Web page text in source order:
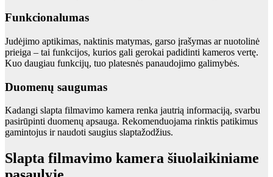
Funkcionalumas
Judėjimo aptikimas, naktinis matymas, garso įrašymas ar nuotolinė
prieiga – tai funkcijos, kurios gali gerokai padidinti kameros vertę.
Kuo daugiau funkcijų, tuo platesnės panaudojimo galimybės.
Duomenų saugumas
Kadangi slapta filmavimo kamera renka jautrią informaciją, svarbu
pasirūpinti duomenų apsauga. Rekomenduojama rinktis patikimus
gamintojus ir naudoti saugius slaptažodžius.
Slapta filmavimo kamera šiuolaikiniame